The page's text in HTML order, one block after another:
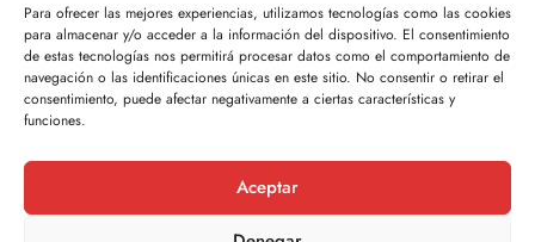
Para ofrecer las mejores experiencias, utilizamos tecnologías como las cookies
para almacenar y/o acceder a la información del dispositivo. El consentimiento
de estas tecnologías nos permitirá procesar datos como el comportamiento de
navegación o las identificaciones únicas en este sitio. No consentir o retirar el
consentimiento, puede afectar negativamente a ciertas características y
funciones.
Aceptar
Legal
Política de privacidad